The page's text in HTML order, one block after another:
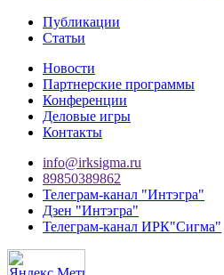
Публикации
Статьи
Новости
Партнерские программы
Конференции
Деловые игры
Контакты
info@irksigma.ru
89850389862
Телеграм-канал "Интэгра"
Дзен "Интэгра"
Телеграм-канал ИРК"Сигма"